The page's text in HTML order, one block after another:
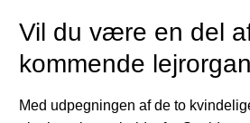
Vil du være en del
kommende
Med udpegningen af de to